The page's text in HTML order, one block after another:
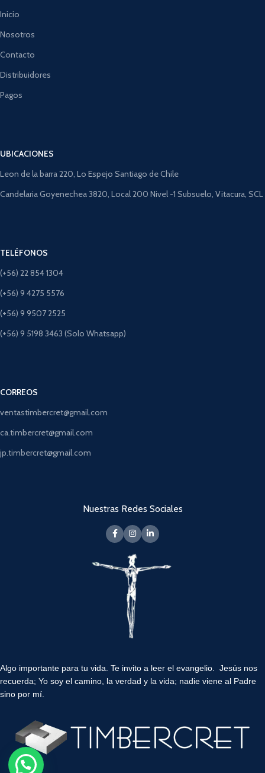
Inicio
Nosotros
Contacto
Distribuidores
Pagos
UBICACIONES
Leon de la barra 220, Lo Espejo Santiago de Chile
Candelaria Goyenechea 3820, Local 200 Nivel -1 Subsuelo, Vitacura, SCL
TELÉFONOS
(+56) 22 854 1304
(+56) 9 4275 5576
(+56) 9 9507 2525
(+56) 9 5198 3463 (Solo Whatsapp)
CORREOS
ventastimbercret@gmail.com
ca.timbercret@gmail.com
jp.timbercret@gmail.com
Nuestras Redes Sociales
Algo importante para tu vida. Te invito a leer el evangelio. Jesús nos
recuerda; Yo soy el camino, la verdad y la vida; nadie viene al Padre
sino por mí.